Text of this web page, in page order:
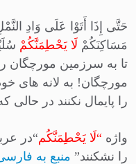
حَتَّى إِذَا أَتَوْا عَلَى وَادِ
مَسَاکِنَکُمْ لَا یَحْطِمَنَّکُمْ
تا به سرزمین مورچگان
مورچگان! به لانه‏ های
را پایمال نکنند در حالی
واژه “لَا یَحْطِمَنَّکُم“در
را نشکنند” منبع به